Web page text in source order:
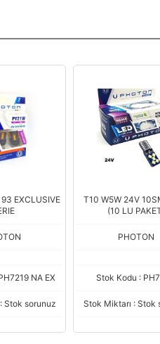
EXCLUSIVE
NA EX
Stok sorunuz
T10 W5W 24V
(10 LU
PHOTON
Stok Kodu :
Stok Miktarı : Stok